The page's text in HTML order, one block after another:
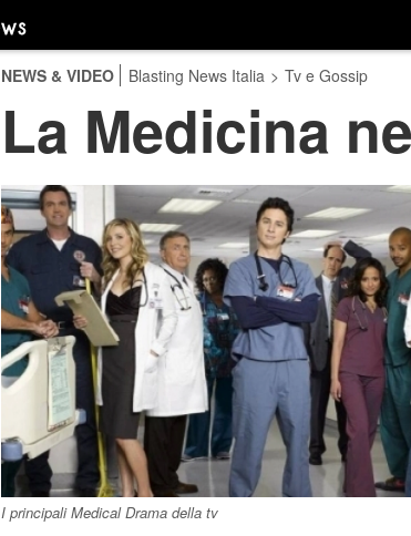
NEWS & VIDEO Blasting News Italia > Tv e Gossip
La Medicina
I principali Medical Drama della tv